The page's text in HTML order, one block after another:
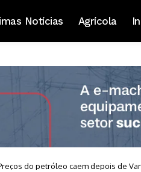
Notícias Agrícola
do petróleo caem depois de